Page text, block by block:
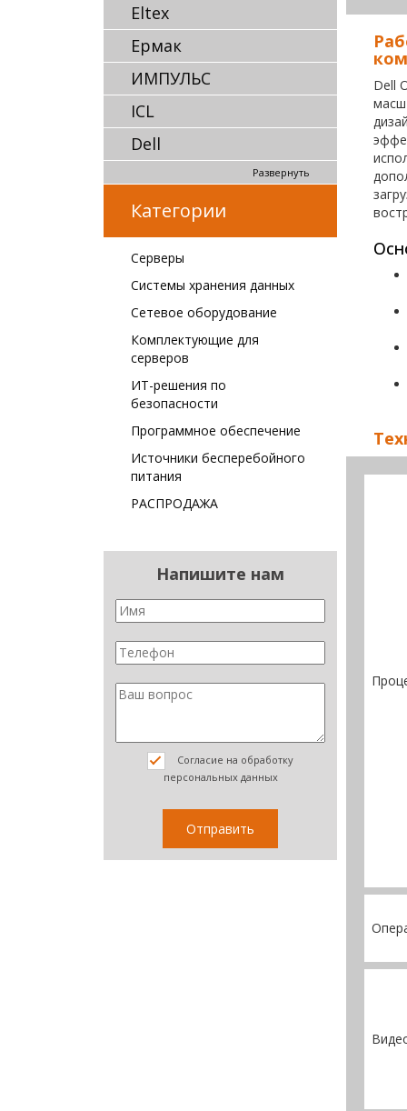
Eltex
Ермак
ИМПУЛЬС
ICL
Dell
Развернуть
Категории
Серверы
Системы хранения данных
Сетевое оборудование
Комплектующие для
серверов
ИТ-решения по
безопасности
Программное обеспечение
Источники бесперебойного
питания
РАСПРОДАЖА
Напишите нам
Согласие на обработку
персональных данных
Dell